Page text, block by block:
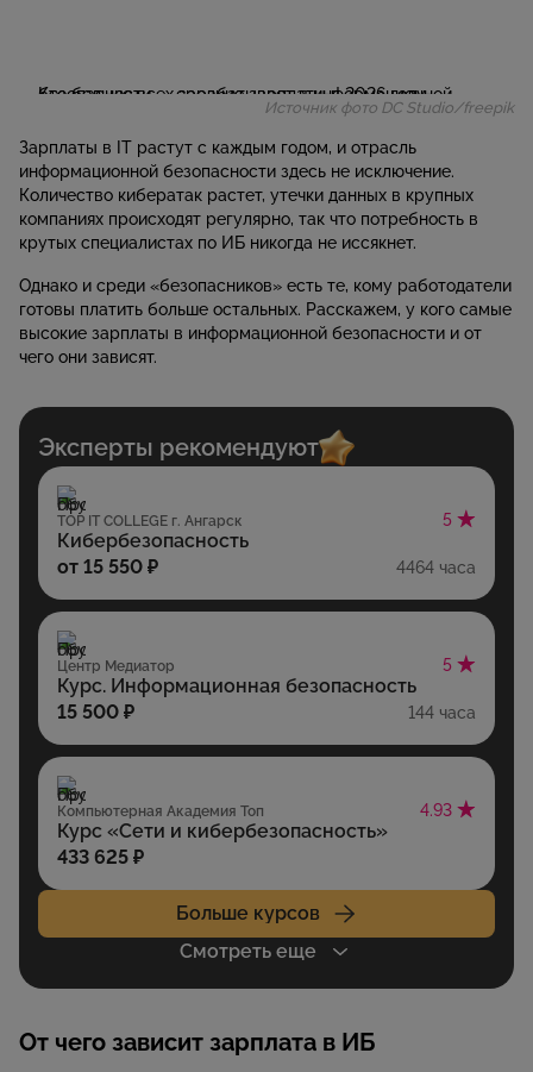
Источник фото DC Studio/freepik
Зарплаты в IT растут с каждым годом, и отрасль
информационной безопасности здесь не исключение.
Количество кибератак растет, утечки данных в крупных
компаниях происходят регулярно, так что потребность в
крутых специалистах по ИБ никогда не иссякнет.
Однако и среди «безопасников» есть те, кому работодатели
готовы платить больше остальных. Расскажем, у кого самые
высокие зарплаты в информационной безопасности и от
чего они зависят.
Эксперты рекомендуют
TOP IT COLLEGE г. Ангарск 5
Кибербезопасность
от 15 550 ₽
4464 часа
Центр Медиатор 5
Курс. Информационная безопасность
15 500 ₽
144 часа
Компьютерная Академия Топ 4.93
Курс «Сети и кибербезопасность»
433 625 ₽
Больше курсов
Смотреть еще
От чего зависит зарплата в ИБ